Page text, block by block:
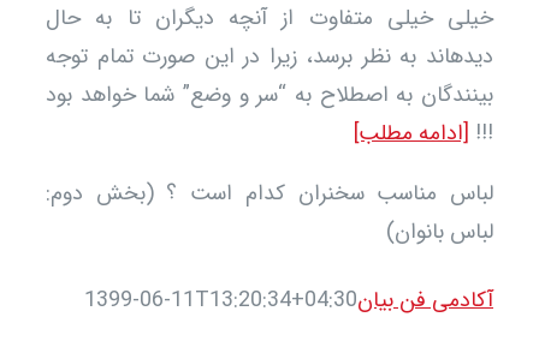
خیلی متفاوت از آنچه دیگران تا به حال
دیده‎اند به نظر برسد، زیرا در این صورت تمام توجه
به اصطلاح به “سر و وضع” شما خواهد بود
[ادامه مطلب]
مناسب سخنران کدام است ؟ (بخش دوم:
بانوان)
فن بیان1399-06-11T13:20:34+04:30